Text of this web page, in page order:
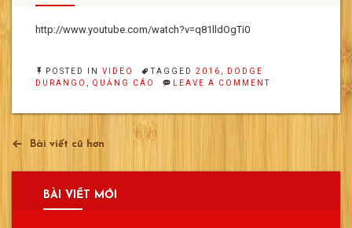
http://www.youtube.com/watch?v=q81lldOgTi0
POSTED IN VIDEO TAGGED 2016
DODGE
DURANGO , QUẢNG CÁO LEAVE A COMMENT
CHĂNG
Điều
hướng
Bài viết cũ hơn
BÀI VIẾT MỚI